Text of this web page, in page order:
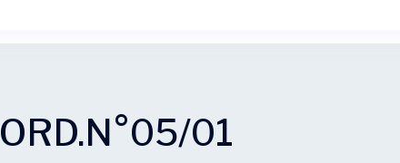
ORD.N°05/01